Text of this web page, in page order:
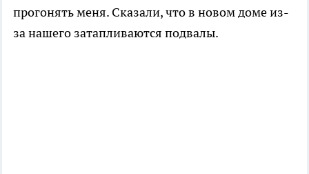
прогонять меня. Сказали, что в новом доме из-
за нашего затапливаются подвалы.